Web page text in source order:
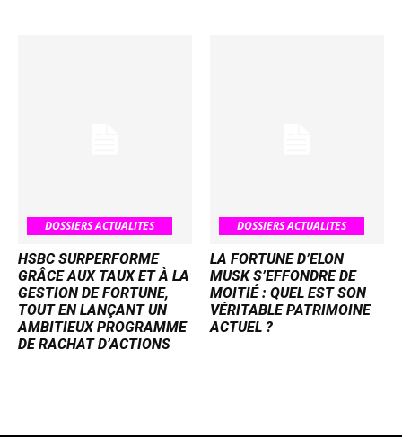
DOSSIERS ACTUALITES
HSBC SURPERFORME
GRÂCE AUX TAUX ET À LA
GESTION DE FORTUNE,
TOUT EN LANÇANT UN
AMBITIEUX PROGRAMME
DE RACHAT D’ACTIONS
DOSSIERS ACTUALITES
LA FORTUNE D’ELON
MUSK S’EFFONDRE DE
MOITIÉ : QUEL EST SON
VÉRITABLE PATRIMOINE
ACTUEL ?